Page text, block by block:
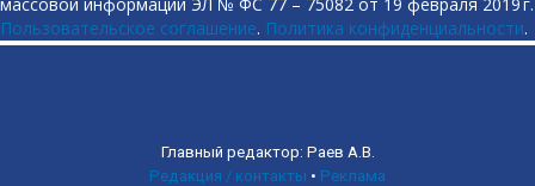
Пользовательское соглашение. Политика конфиденциальности.
Главный редактор: Раев А.В.
Редакция / контакты • Реклама